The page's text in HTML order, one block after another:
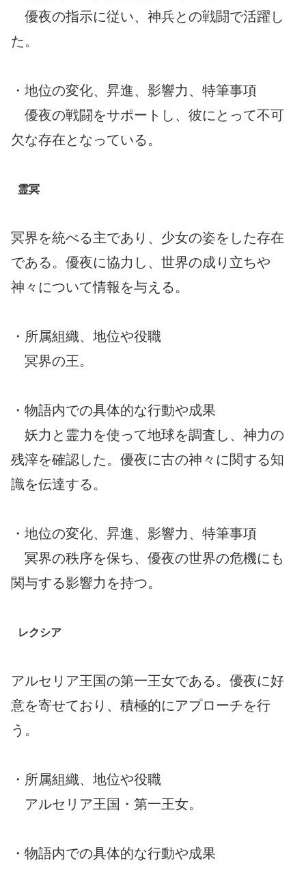
優夜の指示に従い、神兵との戦闘で活躍し
た。
・地位の変化、昇進、影響力、特筆事項
優夜の戦闘をサポートし、彼にとって不可
欠な存在となっている。
霊冥
冥界を統べる主であり、少女の姿をした存在
である。優夜に協力し、世界の成り立ちや
神々について情報を与える。
・所属組織、地位や役職
冥界の王。
・物語内での具体的な行動や成果
妖力と霊力を使って地球を調査し、神力の
残滓を確認した。優夜に古の神々に関する知
識を伝達する。
・地位の変化、昇進、影響力、特筆事項
冥界の秩序を保ち、優夜の世界の危機にも
関与する影響力を持つ。
レクシア
アルセリア王国の第一王女である。優夜に好
意を寄せており、積極的にアプローチを行
う。
・所属組織、地位や役職
アルセリア王国・第一王女。
・物語内での具体的な行動や成果